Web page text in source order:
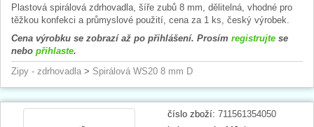
Plastová spirálová zdrhovadla, šíře zubů 8 mm, dělitelná, vhodné pro
těžkou konfekci a průmyslové použití, cena za 1 ks, český výrobek.
Cena výrobku se zobrazí až po přihlášení. Prosím registrujte se
nebo přihlaste.
Zipy - zdrhovadla > Spirálová WS20 8 mm D
číslo zboží: 711561354050